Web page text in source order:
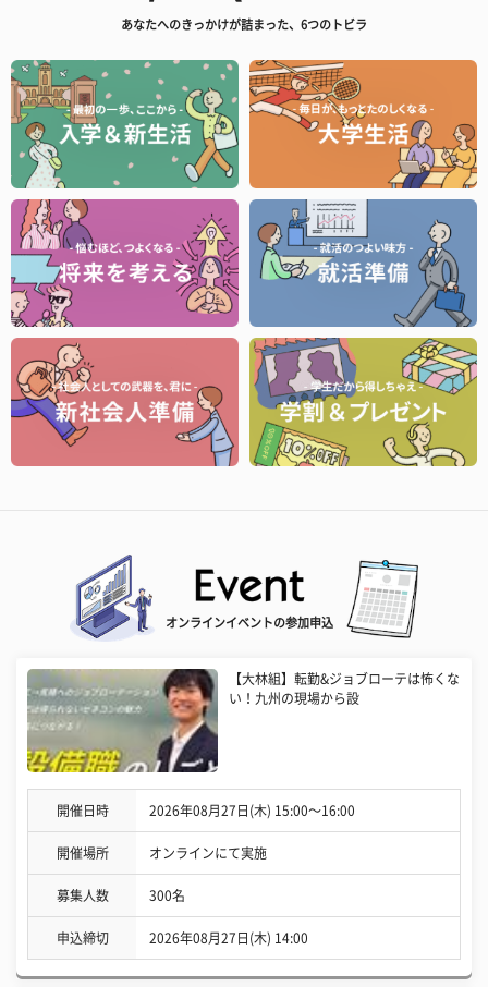
あなたへのきっかけが詰まった、6つのトビラ
オンラインイベントの参加申込
【大林組】転勤&ジョブローテは怖くな
い！九州の現場から設
開催日時 2026年08月27日(木) 15:00〜16:00
開催場所 オンラインにて実施
募集人数 300名
申込締切 2026年08月27日(木) 14:00